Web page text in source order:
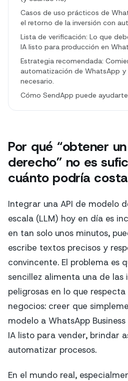
Casos de uso prácticos de
el retorno de la inversión con
Lista de verificación: Lo que
IA listo para producción en
Estrategia recomendada:
automatización de WhatsApp y
necesario.
Cómo SendApp puede ayudarte
Por qué “obtener
derecho” no es
cuánto podría
Integrar una API de modelo
escala (LLM) hoy en día es
en tan solo unos minutos,
escribe textos precisos y
convincente. El problema es
sencillez alimenta una de las
peligrosas en lo que respecta
negocios: creer que
modelo a WhatsApp
IA listo para vender, brindar
automatizar procesos.
En el mundo real,